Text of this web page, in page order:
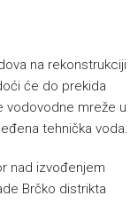
na rekonstrukciji
će do prekida
vodovodne mreže u
tehnička voda.
nad izvođenjem
Brčko distrikta